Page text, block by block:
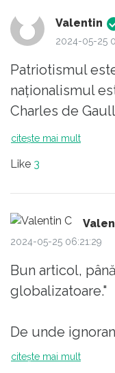
cumva are o
asumat poziția
Valentin
2024-05-25
Patriotismul
naționalismul
Charles de
citește mai mult
Like 3
2024-05-25 06:21:29
Bun articol,
globalizatoare."
De unde
răspunde/
citește mai mult